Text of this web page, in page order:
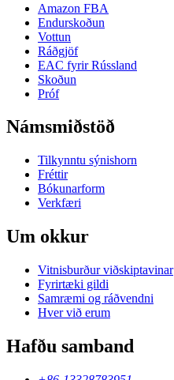
Amazon FBA
Endurskoðun
Vottun
Ráðgjöf
EAC fyrir Rússland
Skoðun
Próf
Námsmiðstöð
Tilkynntu sýnishorn
Fréttir
Bókunarform
Verkfæri
Um okkur
Vitnisburður viðskiptavinar
Fyrirtæki gildi
Samræmi og ráðvendni
Hver við erum
Hafðu samband